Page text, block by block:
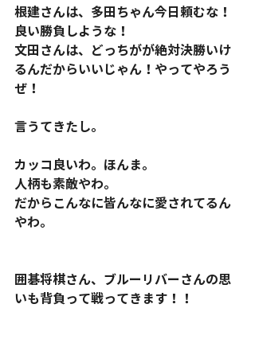
根建さんは、多田ちゃん今日頼むな！
良い勝負しような！
文田さんは、どっちがが絶対決勝いけ
るんだからいいじゃん！やってやろう
ぜ！
言うてきたし。
カッコ良いわ。ほんま。
人柄も素敵やわ。
だからこんなに皆んなに愛されてるん
やわ。
囲碁将棋さん、ブルーリバーさんの思
いも背負って戦ってきます！！